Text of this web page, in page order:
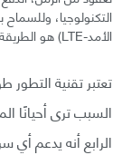
التكنولوجيا،
الأمد-LTE) هو الطريقة المُثلى لتوحيد المعايير.
تعتبر تقنية التطور
الرابع أنه يدعم أي